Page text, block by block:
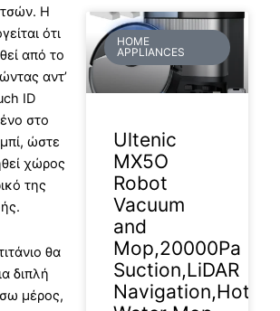
Η
ότι
από το
αντ’
ID
στο
ώστε
χώρος
της
θα
διπλή
μέρος,
HOME
APPLIANCES
Ultenic
MX5O
Robot
Vacuum
and
Mop,20000Pa
Suction,LiDAR
Navigation,Hot